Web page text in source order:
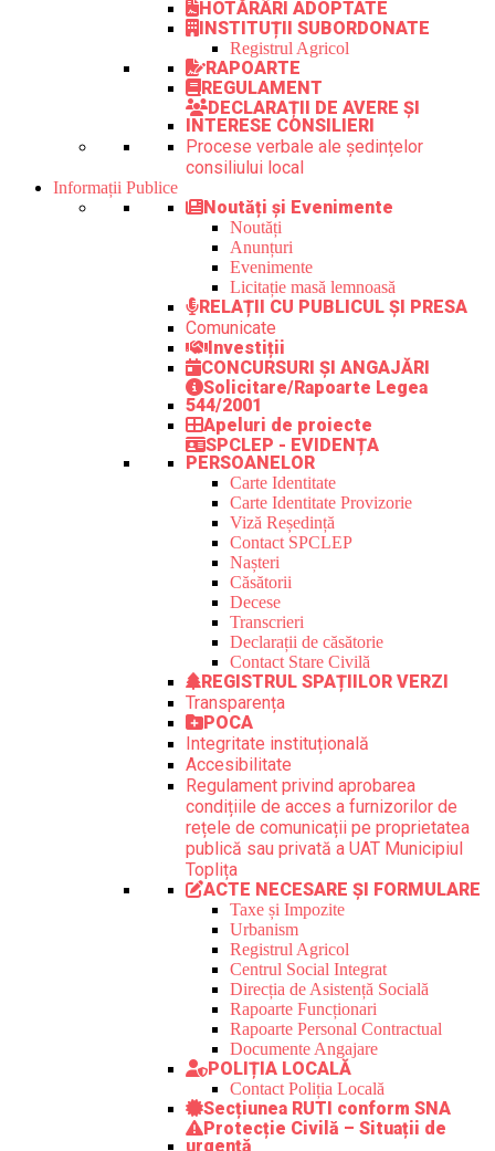
HOTĂRÂRI ADOPTATE
INSTITUȚII SUBORDONATE
Registrul Agricol
RAPOARTE
REGULAMENT
DECLARAȚII DE AVERE ȘI
INTERESE CONSILIERI
Procese verbale ale ședințelor
consiliului local
Informații Publice
Noutăți și Evenimente
Noutăți
Anunțuri
Evenimente
Licitație masă lemnoasă
RELAȚII CU PUBLICUL ȘI PRESA
Comunicate
Investiții
CONCURSURI ȘI ANGAJĂRI
Solicitare/Rapoarte Legea
544/2001
Apeluri de proiecte
SPCLEP - EVIDENȚA
PERSOANELOR
Carte Identitate
Carte Identitate Provizorie
Viză Reședință
Contact SPCLEP
Nașteri
Căsătorii
Decese
Transcrieri
Declarații de căsătorie
Contact Stare Civilă
REGISTRUL SPAȚIILOR VERZI
Transparența
POCA
Integritate instituțională
Accesibilitate
Regulament privind aprobarea
condițiile de acces a furnizorilor de
rețele de comunicații pe proprietatea
publică sau privată a UAT Municipiul
Toplița
ACTE NECESARE ȘI FORMULARE
Taxe și Impozite
Urbanism
Registrul Agricol
Centrul Social Integrat
Direcția de Asistență Socială
Rapoarte Funcționari
Rapoarte Personal Contractual
Documente Angajare
POLIȚIA LOCALĂ
Contact Poliția Locală
Secțiunea RUTI conform SNA
Protecție Civilă – Situații de
urgență